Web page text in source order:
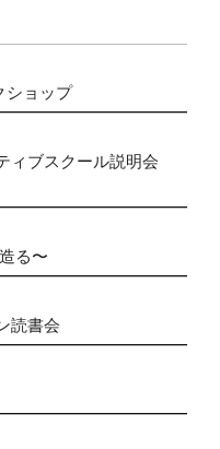
ョップ
ィブスクール説明会
る〜
読書会